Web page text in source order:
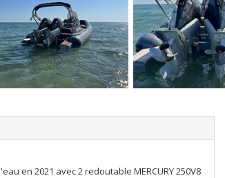
en 2021 avec 2 redoutable MERCURY 250V8